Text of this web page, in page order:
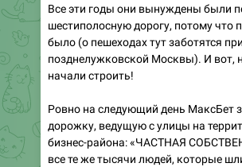
Все эти годы они вынуждены были
шестиполосную дорогу, потому что
было (о пешеходах тут заботятся
позднелужковской Москвы). И вот,
начали строить!
Ровно на следующий день МаксБет
дорожку, ведущую с улицы на
бизнес-района: «ЧАСТНАЯ
все те же тысячи людей, которые